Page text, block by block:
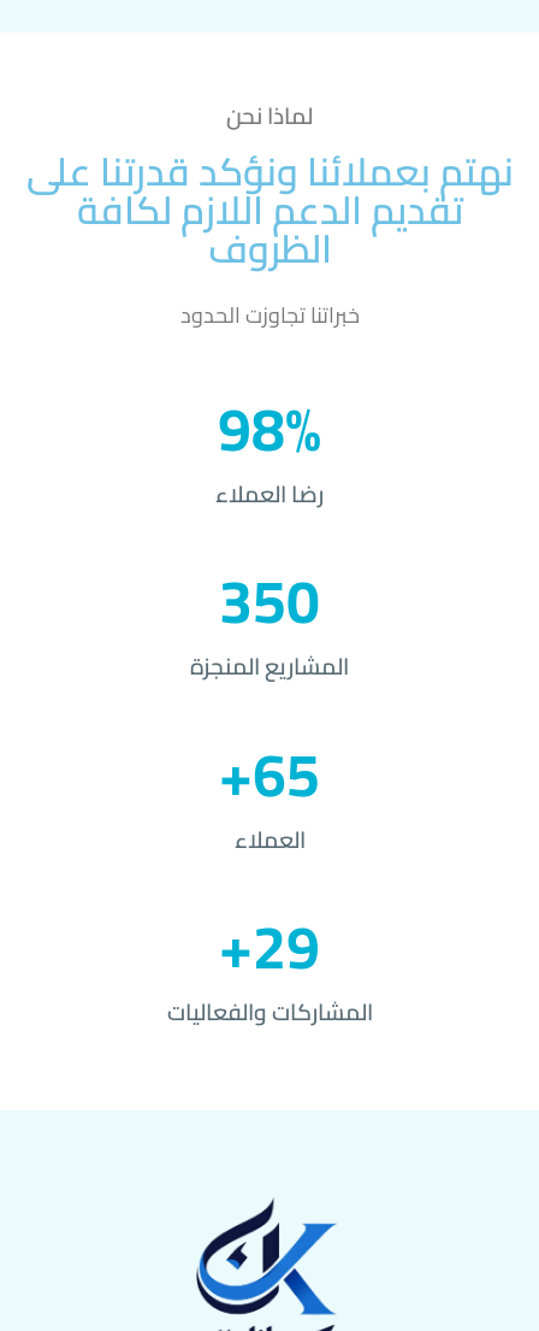
لماذا نحن
نهتم بعملائنا ونؤكد قدرتنا على
تقديم الدعم اللازم لكافة
الظروف
خبراتنا تجاوزت الحدود
98%
رضا العملاء
350
المشاريع المنجزة
65+
العملاء
29+
المشاركات والفعاليات